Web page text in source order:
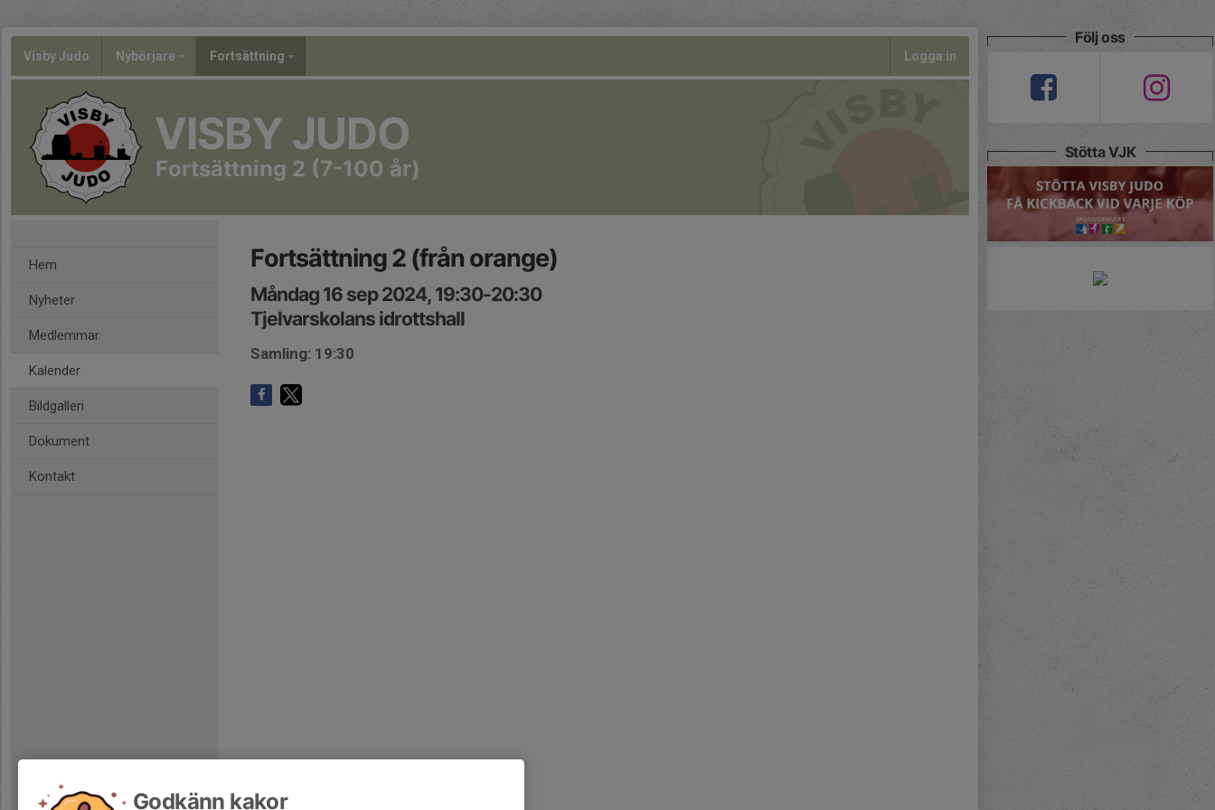
Visby Judo Nybörjare Fortsättning Logga in
VISBY JUDO
Fortsättning 2 (7-100 år)
Hem
Nyheter
Medlemmar
Kalender
Bildgalleri
Dokument
Kontakt
Fortsättning 2 (från orange)
Måndag 16 sep 2024, 19:30-20:30
Tjelvarskolans idrottshall
Samling: 19:30
Följ oss
Stötta VJK
Godkänn kakor